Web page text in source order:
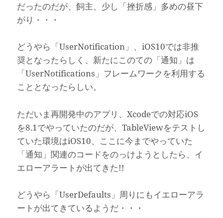
だったのだが、飼主、少し「挫折感」多めの昼下
がり・・・
どうやら「UserNotification」、iOS10では非推
奨となったらしく、新たにこのての「通知」は
「UserNotifications」フレームワークを利用する
こととなったらしい。
ただいま再開発中のアプリ、Xcodeでの対応iOS
を8.1でやっていたのだが、TableViewをテストし
ていた環境はiOS10、ここに今までやっていた
「通知」関連のコードをのっけようとしたら、イ
エローアラートが出てきた!!
どうやら「UserDefaults」周りにもイエローアラ
ートが出てきているようだ・・・